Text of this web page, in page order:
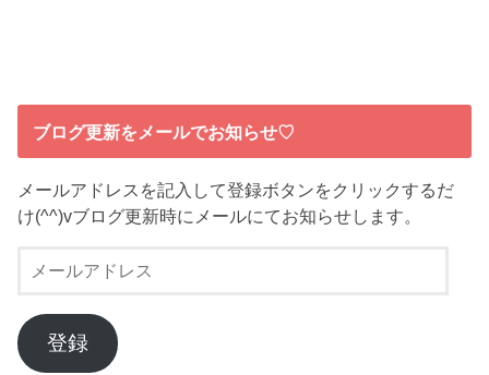
ブログ更新をメールでお知らせ♡
メールアドレスを記入して登録ボタンをクリックするだ
け(^^)vブログ更新時にメールにてお知らせします。
ー
ア
ド
登録